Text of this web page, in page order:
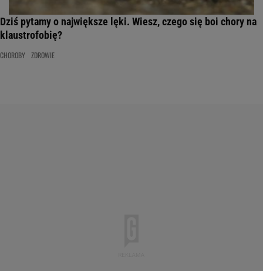
Dziś pytamy o największe lęki. Wiesz, czego się boi chory na
klaustrofobię?
CHOROBY ZDROWIE